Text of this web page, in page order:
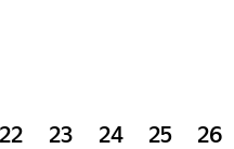
22 23 24 25 26